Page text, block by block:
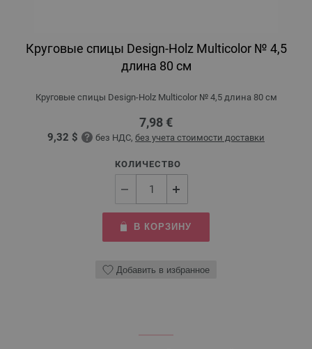
Круговые спицы Design-Holz Multicolor № 4,5
длина 80 см
Круговые спицы Design-Holz Multicolor № 4,5 длина 80 см
7,98 €
9,32 $ без НДС, без учета стоимости доставки
КОЛИЧЕСТВО
В КОРЗИНУ
Добавить в избранное